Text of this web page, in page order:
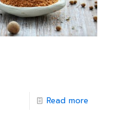
Read more